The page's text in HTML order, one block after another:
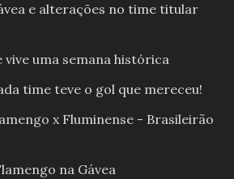
e alterações no time titular
vive uma semana histórica
time teve o gol que mereceu!
x Fluminense - Brasileirão
na Gávea